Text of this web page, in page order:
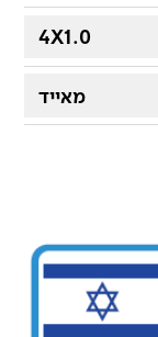
4X1.0
מאייד